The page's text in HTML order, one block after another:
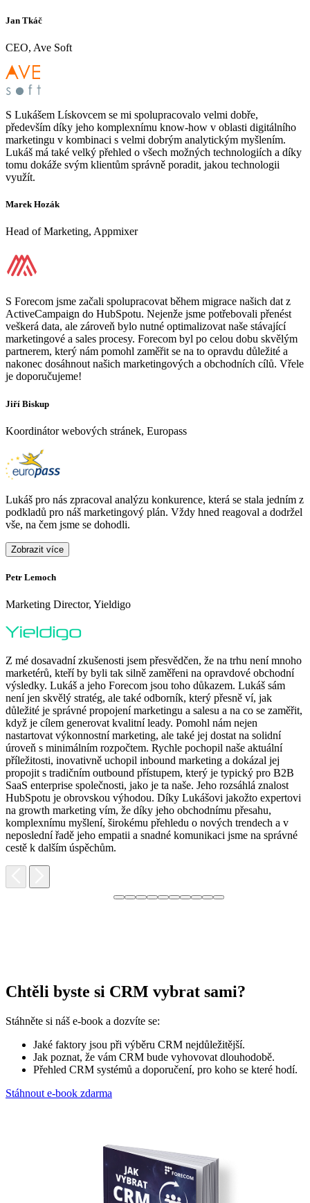
Jan Tkáč
CEO, Ave Soft
S Lukášem Lískovcem se mi spolupracovalo velmi dobře,
především díky jeho komplexnímu know-how v oblasti digitálního
marketingu v kombinaci s velmi dobrým analytickým myšlením.
Lukáš má také velký přehled o všech možných technologiích a díky
tomu dokáže svým klientům správně poradit, jakou technologii
využít.
Marek Hozák
Head of Marketing, Appmixer
S Forecom jsme začali spolupracovat během migrace našich dat z
ActiveCampaign do HubSpotu. Nejenže jsme potřebovali přenést
veškerá data, ale zároveň bylo nutné optimalizovat naše stávající
marketingové a sales procesy. Forecom byl po celou dobu skvělým
partnerem, který nám pomohl zaměřit se na to opravdu důležité a
nakonec dosáhnout našich marketingových a obchodních cílů. Vřele
je doporučujeme!
Jiří Biskup
Koordinátor webových stránek, Europass
Lukáš pro nás zpracoval analýzu konkurence, která se stala jedním z
podkladů pro náš marketingový plán. Vždy hned reagoval a dodržel
vše, na čem jsme se dohodli.
Zobrazit více
Petr Lemoch
Marketing Director, Yieldigo
Z mé dosavadní zkušenosti jsem přesvědčen, že na trhu není mnoho
marketérů, kteří by byli tak silně zaměřeni na opravdové obchodní
výsledky. Lukáš a jeho Forecom jsou toho důkazem. Lukáš sám
není jen skvělý stratég, ale také odborník, který přesně ví, jak
důležité je správné propojení marketingu a salesu a na co se zaměřit,
když je cílem generovat kvalitní leady. Pomohl nám nejen
nastartovat výkonnostní marketing, ale také jej dostat na solidní
úroveň s minimálním rozpočtem. Rychle pochopil naše aktuální
příležitosti, inovativně uchopil inbound marketing a dokázal jej
propojit s tradičním outbound přístupem, který je typický pro B2B
SaaS enterprise společnosti, jako je ta naše. Jeho rozsáhlá znalost
HubSpotu je obrovskou výhodou. Díky Lukášovi jakožto expertovi
na growth marketing vím, že díky jeho obchodnímu přesahu,
komplexnímu myšlení, širokému přehledu o nových trendech a v
neposlední řadě jeho empatii a snadné komunikaci jsme na správné
cestě k dalším úspěchům.
Chtěli byste si CRM vybrat sami?
Stáhněte si náš e-book a dozvíte se:
Jaké faktory jsou při výběru CRM nejdůležitější.
Jak poznat, že vám CRM bude vyhovovat dlouhodobě.
Přehled CRM systémů a doporučení, pro koho se které hodí.
Stáhnout e-book zdarma